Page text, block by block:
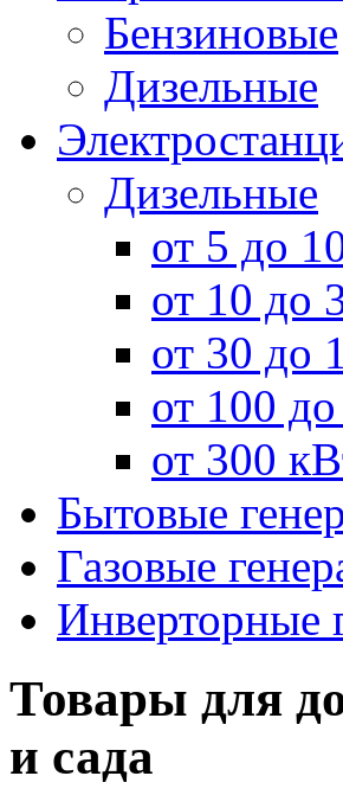
Бензиновые
Дизельные
Дизельные
от 5 до
от 10 до
от 30 до
от 100
от 300
Бытовые
Газовые
Инверторные
Товары для
и сада